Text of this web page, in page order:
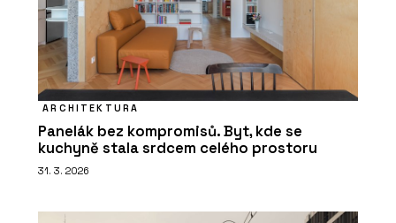
ARCHITEKTURA
Panelák bez kompromisů. Byt, kde se
kuchyně stala srdcem celého prostoru
31. 3. 2026